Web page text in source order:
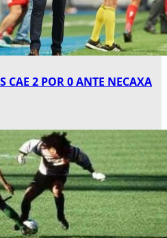
CAE 2 POR 0 ANTE NECAXA